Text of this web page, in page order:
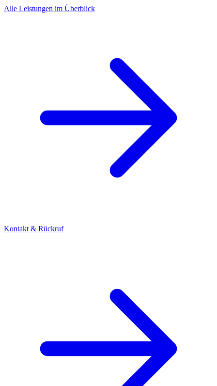
Alle Leistungen im Überblick
Kontakt & Rückruf